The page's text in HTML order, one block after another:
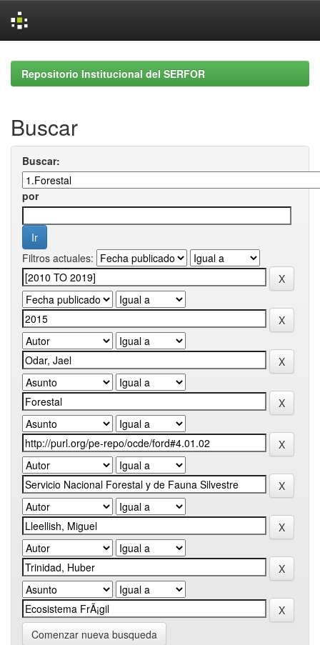
navigationRepositorio Institucional del SERFOR
Buscar
Buscar:
por
Filtros actuales:
Comenzar nueva busqueda